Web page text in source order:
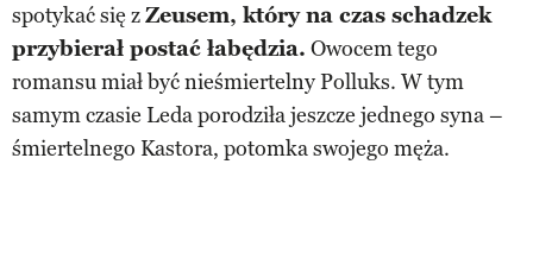
spotykać się zZeusem, który na czas schadzek
przybierał postać łabędzia. Owocem tego
romansu miał być nieśmiertelny Polluks. W tym
samym czasie Leda porodziła jeszcze jednego syna –
śmiertelnego Kastora, potomka swojego męża.